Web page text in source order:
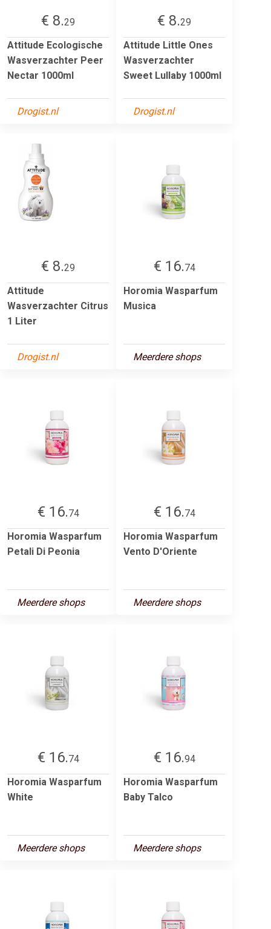
€ 8.29
Attitude Ecologische
Wasverzachter Peer
Nectar 1000ml
Drogist.nl
€ 8.29
Attitude Little Ones
Wasverzachter
Sweet Lullaby 1000ml
Drogist.nl
€ 8.29
Attitude
Wasverzachter Citrus
1 Liter
Drogist.nl
€ 16.74
Horomia Wasparfum
Musica
Meerdere shops
€ 16.74
Horomia Wasparfum
Petali Di Peonia
Meerdere shops
€ 16.74
Horomia Wasparfum
Vento D'Oriente
Meerdere shops
€ 16.74
Horomia Wasparfum
White
Meerdere shops
€ 16.94
Horomia Wasparfum
Baby Talco
Meerdere shops